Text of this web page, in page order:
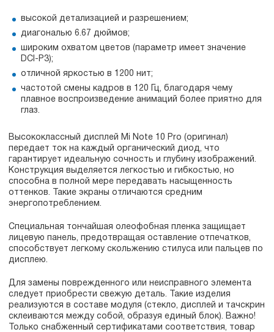
высокой детализацией и разрешением;
диагональю 6.67 дюймов;
широким охватом цветов (параметр имеет значение
DCI-P3);
отличной яркостью в 1200 нит;
частотой смены кадров в 120 Гц, благодаря чему
плавное воспроизведение анимаций более приятно для
глаз.
Высококлассный дисплей Mi Note 10 Pro (оригинал)
передает ток на каждый органический диод, что
гарантирует идеальную сочность и глубину изображений.
Конструкция выделяется легкостью и гибкостью, но
способна в полной мере передавать насыщенность
оттенков. Такие экраны отличаются средним
энергопотреблением.
Специальная тончайшая олеофобная пленка защищает
лицевую панель, предотвращая оставление отпечатков,
способствует легкому скольжению стилуса или пальцев по
дисплею.
Для замены поврежденного или неисправного элемента
следует приобрести свежую деталь. Такие изделия
реализуются в составе модуля (стекло, дисплей и тачскрин
склеиваются между собой, образуя единый блок). Важно!
Только снабженный сертификатами соответствия, товар